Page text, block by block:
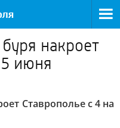
накроет
июня
Ставрополье с 4 на